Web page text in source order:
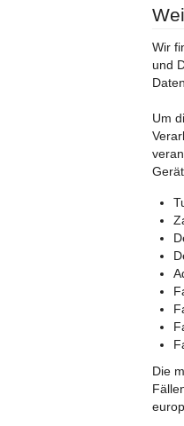
Wir
und
Um
Die